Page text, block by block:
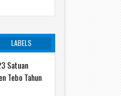
LABELS
Satuan
Tebo Tahun